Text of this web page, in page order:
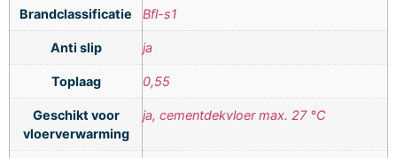
Brandclassificatie Bfl-s1
Anti slip ja
Toplaag 0,55
Geschikt voor
vloerverwarming
ja, cementdekvloer max. 27 °C